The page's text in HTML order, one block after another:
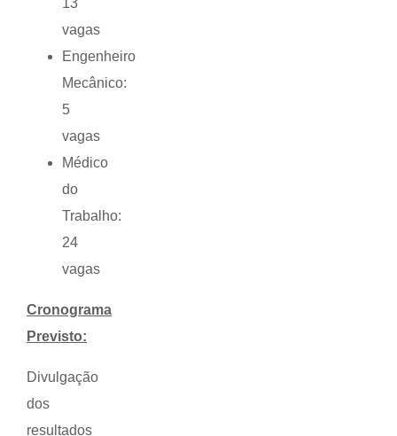
vagas
Engenheiro
Mecânico:
5
vagas
Médico
do
Trabalho:
24
vagas
Cronograma
Previsto:
Divulgação
dos
resultados